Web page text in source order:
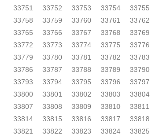
33751
33752 33753 33754 33755
33758
33759 33760 33761 33762
33765
33766 33767 33768 33769
33772
33773 33774 33775 33776
33779
33780 33781 33782 33783
33786
33787 33788 33789 33790
33793
33794 33795 33796 33797
33800
33801 33802 33803 33804
33807
33808 33809 33810 33811
33814
33815 33816 33817 33818
33821
33822 33823 33824 33825